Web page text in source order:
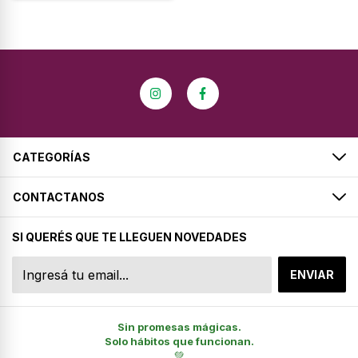
CATEGORÍAS
CONTACTANOS
SI QUERÉS QUE TE LLEGUEN NOVEDADES
Sin promesas mágicas.
Solo hábitos que funcionan.